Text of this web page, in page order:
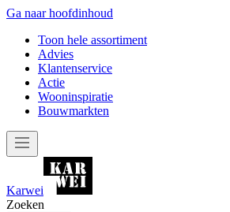
Ga naar hoofdinhoud
Toon hele assortiment
Advies
Klantenservice
Actie
Wooninspiratie
Bouwmarkten
Karwei
Zoeken